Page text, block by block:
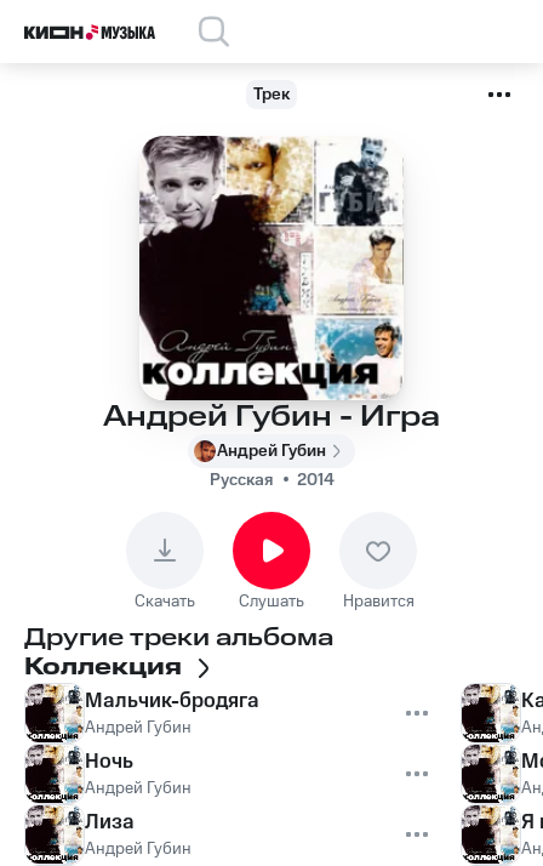
Трек
Андрей Губин - Игра
Андрей Губин
Русская
2014
Скачать Слушать Нравится
Другие треки альбома
Коллекция
Мальчик-бродяга
Андрей Губин
Ночь
Андрей Губин
Лиза
Андрей Губин
Я